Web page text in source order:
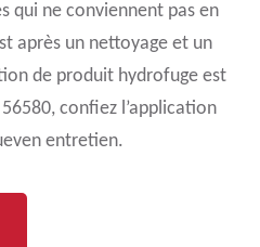
qui ne conviennent pas en
après un nettoyage et un
de produit hydrofuge est
confiez l’application
entretien.